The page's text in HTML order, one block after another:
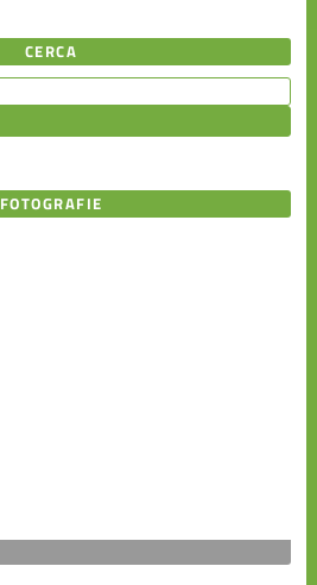
CERCA
FOTOGRAFIE